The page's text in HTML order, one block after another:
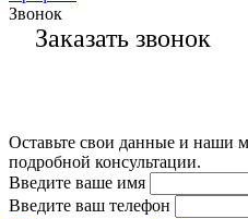
Звонок
Заказать звонок
Оставьте свои данные и наши
подробной консультации.
Введите ваше имя
Введите ваш телефон